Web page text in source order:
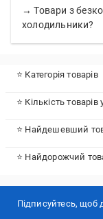
→ Товари з
холодильники?
⭐ Категорія товарів
⭐ Кількість товарів
⭐ Найдешевший
⭐ Найдорожчий
Підписуйтесь, щоб